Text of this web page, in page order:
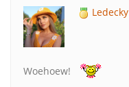
Ledecky
Woehoew!